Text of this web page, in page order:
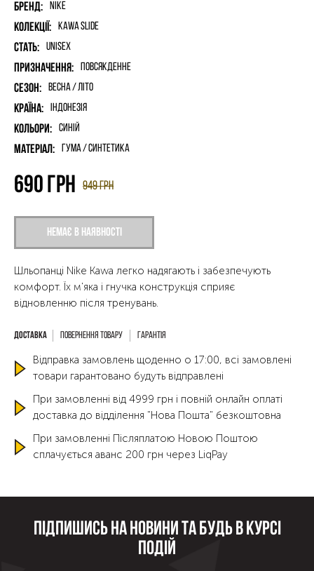
Бренд: Nike
Колекції: Kawa Slide
Стать: unisex
Призначення: Повсякденне
Сезон: Весна / Літо
Країна: Індонезія
Кольори: Синій
Матеріал: гума / синтетика
Немає в наявності
949грн
690 грн
Шльопанці Nike Kawa легко надягають і забезпечують
комфорт. Їх м'яка і гнучка конструкція сприяє
відновленню після тренувань.
Повернення товару Гарантія
Відправка замовлень щоденно о 17:00, всі замовлені
товари гарантовано будуть відправлені
При замовленні від 4999 грн і повній онлайн оплаті
доставка до відділення "Нова Пошта" безкоштовна
При замовленні Післяплатою Новою Поштою
сплачується аванс 200 грн через LiqPay
Підпишись на новини та будь в курсі
подій